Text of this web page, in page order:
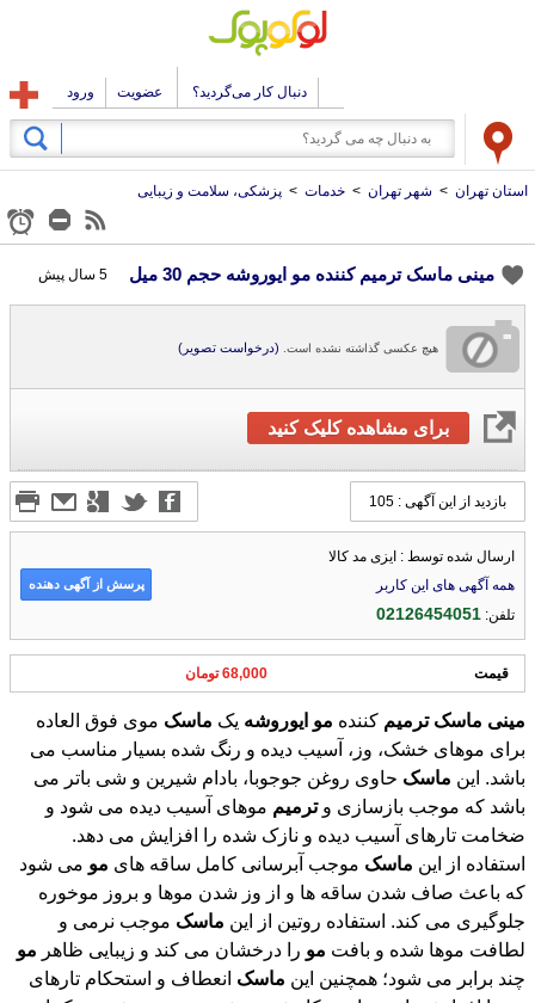
دنبال کار می‌گردید؟ عضویت ورود
استان تهران > شهر تهران > خدمات > پزشکی، سلامت و زیبایی
مینی ماسک ترمیم کننده مو ایوروشه حجم 30 میل 5 سال پیش
هیچ عکسی گذاشته نشده است. (درخواست تصویر)
برای مشاهده کلیک کنید
بازدید از این آگهی : 105
ارسال شده توسط : ایزی مد کالا
همه آگهی های این کاربر
تلفن:02126454051
پرسش از آگهی دهنده
قیمت 68,000 تومان
مینی ماسک ترمیم کننده مو ایوروشه یک ماسک موی فوق العاده
برای موهای خشک، وز، آسیب دیده و رنگ شده بسیار مناسب می
باشد. این ماسک حاوی روغن جوجوبا، بادام شیرین و شی باتر می
باشد که موجب بازسازی وترمیم موهای آسیب دیده می شود و
ضخامت تارهای آسیب دیده و نازک شده را افزایش می دهد.
استفاده از این ماسک موجب آبرسانی کامل ساقه های مو می شود
که باعث صاف شدن ساقه ها و از وز شدن موها و بروز موخوره
جلوگیری می کند. استفاده روتین از این ماسک موجب نرمی و
لطافت موها شده و بافت مو را درخشان می کند و زیبایی ظاهر مو
چند برابر می شود؛ همچنین این ماسک انعطاف و استحکام تارهای